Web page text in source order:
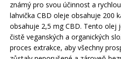
známý pro svou účinnost a
lahvička CBD oleje obsahuje 200
obsahuje 2,5 mg CBD. Tento olej
čistě veganských a organických
proces extrakce, aby všechny